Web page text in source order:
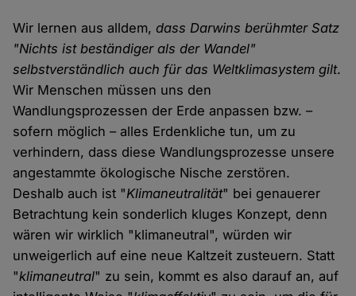
Wir lernen aus alldem,dass Darwins berühmter Satz
"Nichts ist beständiger als der Wandel"
selbstverständlich auch für das Weltklimasystem gilt.
Wir Menschen müssen uns den
Wandlungsprozessen der Erde anpassen bzw. –
sofern möglich – alles Erdenkliche tun, um zu
verhindern, dass diese Wandlungsprozesse unsere
angestammte ökologische Nische zerstören.
Deshalb auch ist "Klimaneutralität" bei genauerer
Betrachtung kein sonderlich kluges Konzept, denn
wären wir wirklich "klimaneutral", würden wir
unweigerlich auf eine neue Kaltzeit zusteuern. Statt
"klimaneutral" zu sein, kommt es also darauf an, auf